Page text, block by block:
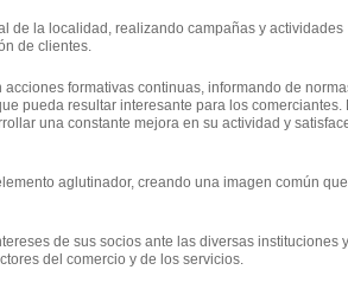
de la localidad, realizando campañas y actividades
de clientes.
formativas continuas, informando de
pueda resultar interesante para los comerciantes.
una constante mejora en su actividad y
aglutinador, creando una imagen común que
de sus socios ante las diversas instituciones y
del comercio y de los servicios.